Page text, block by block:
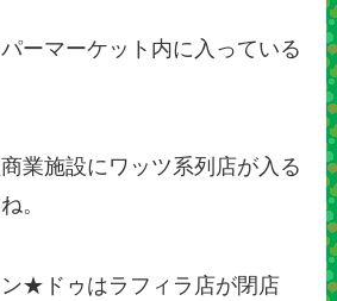
ーマーケット内に入っている
業施設にワッツ系列店が入る
。
★ドゥはラフィラ店が閉店